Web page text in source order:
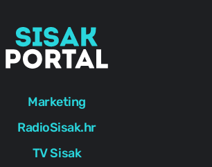
Marketing
RadioSisak.hr
TV Sisak